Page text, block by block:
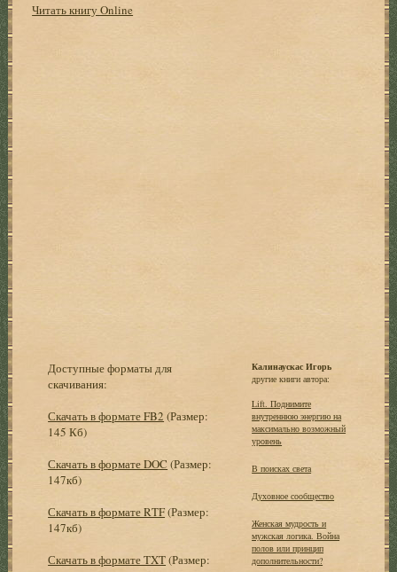
Читать книгу Online
Доступные форматы для
скачивания:
Скачать в формате FB2 (Размер:
145 Кб)
Скачать в формате DOC (Размер:
147кб)
Скачать в формате RTF(Размер:
147кб)
Скачать в формате TXT(Размер:
Калинаускас Игорь
другие книги автора:
Lift. Поднимите
внутреннюю энергию на
максимально возможный
уровень
В поисках света
Духовное сообщество
Женская мудрость и
мужская логика. Война
полов или принцип
дополнительности?